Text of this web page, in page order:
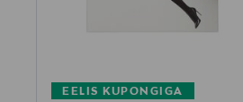
EELIS KUPONGIGA